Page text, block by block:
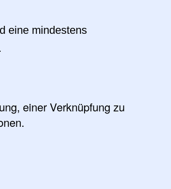
eine mindestens
einer Verknüpfung zu